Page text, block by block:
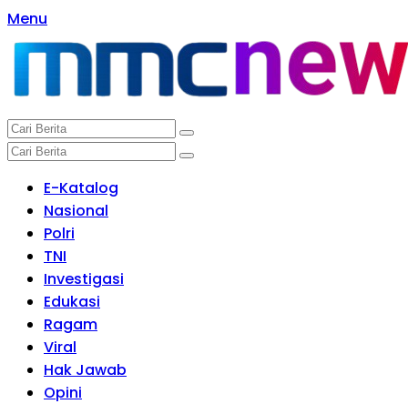
Langsung
ke
konten
Menu
E-Katalog
Nasional
Polri
TNI
Investigasi
Edukasi
Ragam
Viral
Hak Jawab
Opini